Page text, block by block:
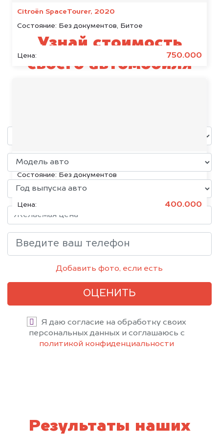
Citroën SpaceTourer, 2020
Состояние: Без документов, Битое
Цена: 750.000
Volkswagen Jetta, 2015
Состояние: Без документов
Цена: 400.000
Узнай стоимость
своего автомобиля
Добавить фото, если есть
ОЦЕНИТЬ
Я даю согласие на обработку своих
персональных данных и соглашаюсь с
политикой конфиденциальности
Результаты наших